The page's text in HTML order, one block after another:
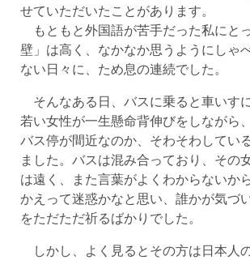
せていただいたことがあります。
もともと外国語が苦手だった私にと
壁」は高く、なかなか思うようにしゃ
ない日々に、ため息の連続でした。
そんなある日、バスに乗ると車いす
若い女性が一生懸命背伸びをしながら
バス停が間近なのか、そわそわしてい
ました。バスは混み合っており、その
は遠く、また言葉がよくわからないか
かえって迷惑かなと思い、誰かが気づ
をただただ祈るばかりでした。
しかし、よく見るとその方は日本人